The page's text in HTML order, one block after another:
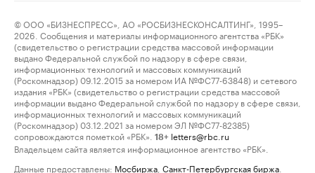
© ООО «БИЗНЕСПРЕСС», АО «РОСБИЗНЕСКОНСАЛТИНГ», 1995–
2026. Сообщения и материалы информационного агентства «РБК»
(свидетельство о регистрации средства массовой информации
выдано Федеральной службой по надзору в сфере связи,
информационных технологий и массовых коммуникаций
(Роскомнадзор) 09.12.2015 за номером ИА №ФС77-63848) и сетевого
издания «РБК» (свидетельство о регистрации средства массовой
информации выдано Федеральной службой по надзору в сфере связи,
информационных технологий и массовых коммуникаций
(Роскомнадзор) 03.12.2021 за номером ЭЛ №ФС77-82385)
сопровождаются пометкой «РБК».
18+ letters@rbc.ru
Владельцем сайта является информационное агентство «РБК».
Данные предоставлены: Мосбиржа Санкт-Петербургская биржа